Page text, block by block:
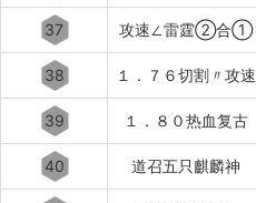
37 攻速∠雷霆②合①
38 １．７６切割〃攻速
39 １．８０热血复古
40 道召五只麒麟神